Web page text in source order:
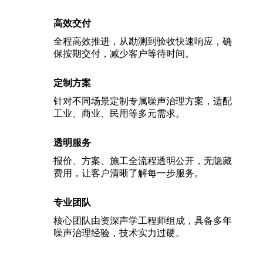
高效交付
全程高效推进，从勘测到验收快速响应，确
保按期交付，减少客户等待时间。
定制方案
针对不同场景定制专属噪声治理方案，适配
工业、商业、民用等多元需求。
透明服务
报价、方案、施工全流程透明公开，无隐藏
费用，让客户清晰了解每一步服务。
专业团队
核心团队由资深声学工程师组成，具备多年
噪声治理经验，技术实力过硬。